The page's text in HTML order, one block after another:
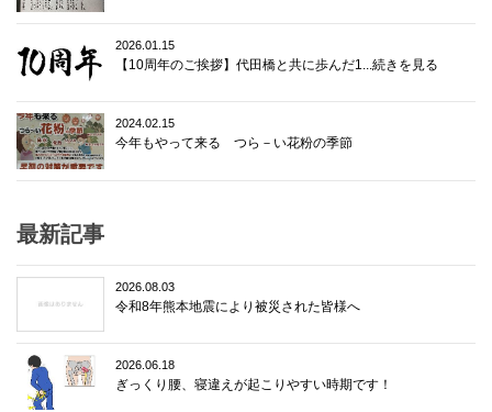
2026.01.15
【10周年のご挨拶】代田橋と共に歩んだ1...続きを見る
2024.02.15
今年もやって来る つら－い花粉の季節
最新記事
2026.08.03
令和8年熊本地震により被災された皆様へ
2026.06.18
ぎっくり腰、寝違えが起こりやすい時期です！